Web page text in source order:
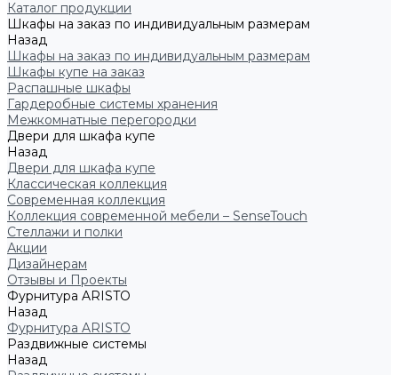
Каталог продукции
Шкафы на заказ по индивидуальным размерам
Назад
Шкафы на заказ по индивидуальным размерам
Шкафы купе на заказ
Распашные шкафы
Гардеробные системы хранения
Межкомнатные перегородки
Двери для шкафа купе
Назад
Двери для шкафа купе
Классическая коллекция
Современная коллекция
Коллекция современной мебели – SenseTouch
Стеллажи и полки
Акции
Дизайнерам
Отзывы и Проекты
Фурнитура ARISTO
Назад
Фурнитура ARISTO
Раздвижные системы
Назад